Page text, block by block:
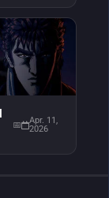
Apr. 11,
2026